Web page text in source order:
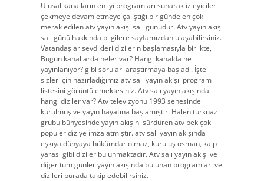
Ulusal kanalların en iyi programları sunarak izleyicileri
çekmeye devam etmeye çalıştığı bir günde en çok
merak edilen atv yayın akışı salı günüdür. Atv yayın akışı
salı günü hakkında bilgilere sayfamızdan ulaşabilirsiniz.
Vatandaşlar sevdikleri dizilerin başlamasıyla birlikte,
Bugün kanallarda neler var? Hangi kanalda ne
yayınlanıyor? gibi soruları araştırmaya başladı. İşte
sizler için hazırladığımız atv salı yayın akışı program
listesini görüntülemektesiniz. Atv salı yayın akışında
hangi diziler var? Atv televizyonu 1993 senesinde
kurulmuş ve yayın hayatına başlamıştır. Halen turkuaz
grubu bünyesinde yayın akışını sürdüren atv pek çok
popüler diziye imza atmıştır. atv salı yayın akışında
eşkıya dünyaya hükümdar olmaz, kuruluş osman, kalp
yarası gibi diziler bulunmaktadır. Atv salı yayın akışı ve
diğer tüm günler yayın akışında bulunan programları ve
dizileri burada takip edebilirsiniz.